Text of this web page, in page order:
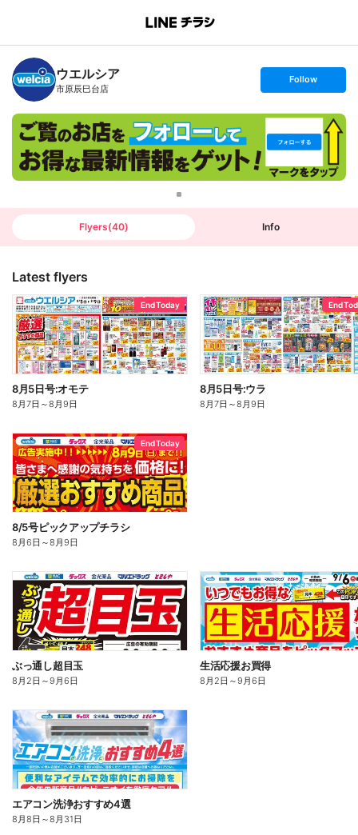
B
n
c
h
T
ウエルシア
市原辰巳台店
s
t
o
l
o
w
Follow
Flyers(40) Info
Latest flyers
End Today
8月5日号:オモテ
8月7日 ～8月9日
End
8月5日号:ウラ
8月7日 ～8月9日
End Today
8/5号ピックアップチラシ
8月6日 ～8月9日
ぶっ通し超目玉
8月2日 ～9月6日
生活応援お買得
8月2日 ～9月6日
エアコン洗浄おすすめ4選
8月8日 ～8月31日